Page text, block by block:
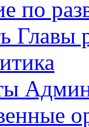
по
Главы